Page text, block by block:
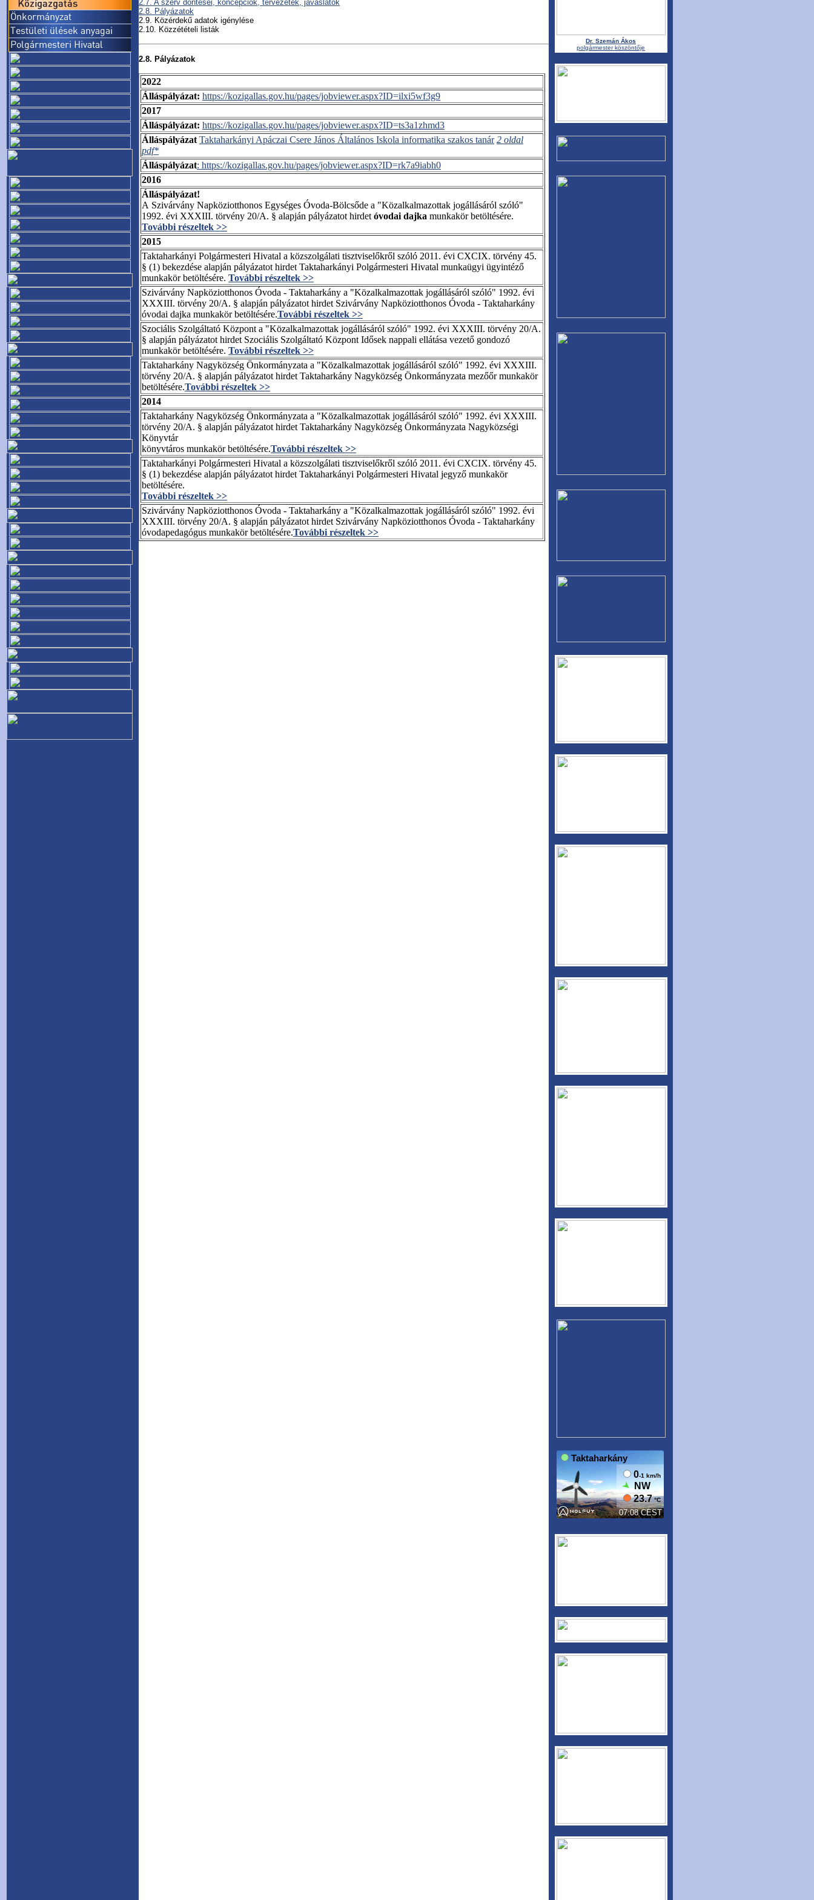
2.7. A szerv döntései, koncepciók, tervezetek, javaslatok
2.8. Pályázatok
2.9. Közérdekű adatok igénylése
2.10. Közzétételi listák
2.8. Pályázatok
2022
Álláspályázat: https://kozigallas.gov.hu/pages/jobviewer.aspx?ID=ilxi5wf3g9
2017
Álláspályázat: https://kozigallas.gov.hu/pages/jobviewer.aspx?ID=ts3a1zhmd3
Álláspályázat Taktaharkányi Apáczai Csere János Általános Iskola informatika szakos tanár 2 oldal
pdf*
Álláspályázat: https://kozigallas.gov.hu/pages/jobviewer.aspx?ID=rk7a9iabh0
2016
Álláspályázat!
A Szivárvány Napköziotthonos Egységes Óvoda-Bölcsőde a "Közalkalmazottak jogállásáról szóló"
1992. évi XXXIII. törvény 20/A. § alapján pályázatot hirdet óvodai dajka munkakör betöltésére.
További részeltek >>
2015
Taktaharkányi Polgármesteri Hivatal a közszolgálati tisztviselőkről szóló 2011. évi CXCIX. törvény 45.
§ (1) bekezdése alapján pályázatot hirdet Taktaharkányi Polgármesteri Hivatal munkaügyi ügyintéző
munkakör betöltésére. További részeltek >>
Szivárvány Napköziotthonos Óvoda - Taktaharkány a "Közalkalmazottak jogállásáról szóló" 1992. évi
XXXIII. törvény 20/A. § alapján pályázatot hirdet Szivárvány Napköziotthonos Óvoda - Taktaharkány
óvodai dajka munkakör betöltésére.További részeltek >>
Szociális Szolgáltató Központ a "Közalkalmazottak jogállásáról szóló" 1992. évi XXXIII. törvény 20/A.
§ alapján pályázatot hirdet Szociális Szolgáltató Központ Idősek nappali ellátása vezető gondozó
munkakör betöltésére. További részeltek >>
Taktaharkány Nagyközség Önkormányzata a "Közalkalmazottak jogállásáról szóló" 1992. évi XXXIII.
törvény 20/A. § alapján pályázatot hirdet Taktaharkány Nagyközség Önkormányzata mezőőr munkakör
betöltésére.További részeltek >>
2014
Taktaharkány Nagyközség Önkormányzata a "Közalkalmazottak jogállásáról szóló" 1992. évi XXXIII.
törvény 20/A. § alapján pályázatot hirdet Taktaharkány Nagyközség Önkormányzata Nagyközségi
Könyvtár
könyvtáros munkakör betöltésére.További részeltek >>
Taktaharkányi Polgármesteri Hivatal a közszolgálati tisztviselőkről szóló 2011. évi CXCIX. törvény 45.
§ (1) bekezdése alapján pályázatot hirdet Taktaharkányi Polgármesteri Hivatal jegyző munkakör
betöltésére.
További részeltek >>
Szivárvány Napköziotthonos Óvoda - Taktaharkány a "Közalkalmazottak jogállásáról szóló" 1992. évi
XXXIII. törvény 20/A. § alapján pályázatot hirdet Szivárvány Napköziotthonos Óvoda - Taktaharkány
óvodapedagógus munkakör betöltésére.További részeltek >>
Dr. Szemán Ákos
polgármester köszöntője